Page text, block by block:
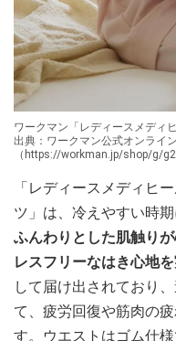
ワークマン「レディースメディ
出典：ワークマン公式オンライ
（https://workman.jp/shop/g/
「レディースメディヒ
ツ」は、冷えやすい時
ふんわりとした肌触り
レスフリーなはき心地を
して届け出されており
て、疲労回復や筋肉の
す。ウエストはゴム仕